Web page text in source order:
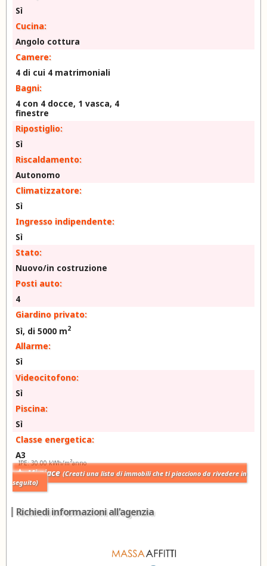
Sì
Cucina:
Angolo cottura
Camere:
4 di cui 4 matrimoniali
Bagni:
4 con 4 docce, 1 vasca, 4
finestre
Ripostiglio:
Sì
Riscaldamento:
Autonomo
Climatizzatore:
Sì
Ingresso indipendente:
Sì
Stato:
Nuovo/in costruzione
Posti auto:
4
Giardino privato:
Sì, di 5000 m2
Allarme:
Sì
Videocitofono:
Sì
Piscina:
Sì
Classe energetica:
A3
IPE: 30.00 kWh/m2anno
Mi piace (Creati una lista di immobili che ti piacciono da rivedere in
seguito)
Richiedi informazioni all'agenzia